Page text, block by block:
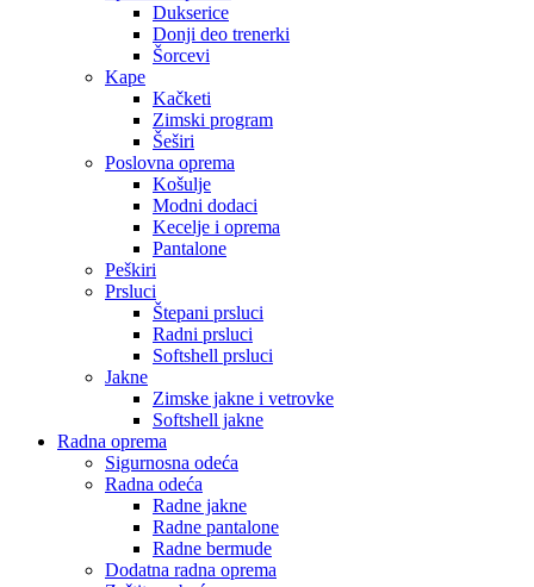
Dukserice
Donji deo trenerki
Šorcevi
Kape
Kačketi
Zimski program
Šeširi
Poslovna oprema
Košulje
Modni dodaci
Kecelje i oprema
Pantalone
Peškiri
Prsluci
Štepani prsluci
Radni prsluci
Softshell prsluci
Jakne
Zimske jakne i vetrovke
Softshell jakne
Radna oprema
Sigurnosna odeća
Radna odeća
Radne jakne
Radne pantalone
Radne bermude
Dodatna radna oprema